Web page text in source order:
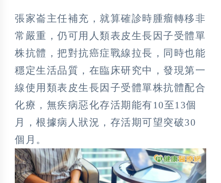
張家崙主任補充，就算確診時腫瘤轉移非
常嚴重，仍可用人類表皮生長因子受體單
株抗體，把對抗癌症戰線拉長，同時也能
穩定生活品質，在臨床研究中，發現第一
線使用類表皮生長因子受體單株抗體配合
化療，無疾病惡化存活期能有10至13個
月，根據病人狀況，存活期可望突破30
個月。